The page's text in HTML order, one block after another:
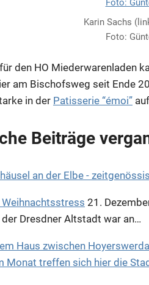
Karin Sachs
Foto:
den HO Miederwarenladen
am Bischofsweg seit Ende
in der Patisserie “émoi”
Beiträge
21.
der Dresdner Altstadt war an…